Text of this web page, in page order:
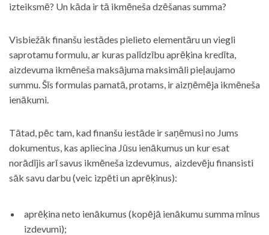
izteiksmē? Un kāda ir tā ikmēneša dzēšanas summa?
Visbiežāk finanšu iestādes pielieto elementāru un viegli
saprotamu formulu, ar kuras palīdzību aprēķina kredīta,
aizdevuma ikmēneša maksājuma maksimāli pieļaujamo
summu. Šīs formulas pamatā, protams, ir aizņēmēja ikmēneša
ienākumi.
Tātad, pēc tam, kad finanšu iestāde ir saņēmusi no Jums
dokumentus, kas apliecina Jūsu ienākumus un kur esat
norādījis arī savus ikmēneša izdevumus, aizdevēju finansisti
sāk savu darbu (veic izpēti un aprēķinus):
aprēķina neto ienākumus (kopējā ienākumu summa mīnus
izdevumi);